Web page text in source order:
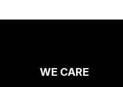
WE CARE